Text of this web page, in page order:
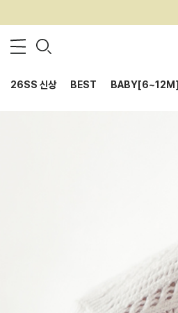
26SS 신상 BEST BABY[6~12M]